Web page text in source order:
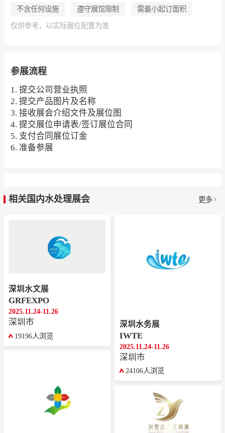
不含任何设施 遵守展馆限制 需最小起订面积
仅供参考，以实际展位配置为准
参展流程
1. 提交公司营业执照
2. 提交产品图片及名称
3. 接收展会介绍文件及展位图
4. 提交展位申请表/签订展位合同
5. 支付合同展位订金
6. 准备参展
相关国内水处理展会 更多
深圳水文展
GRFEXPO
2025.11.24-11.26
深圳市
19196人浏览
深圳水务展
IWTE
2025.11.24-11.26
深圳市
24106人浏览